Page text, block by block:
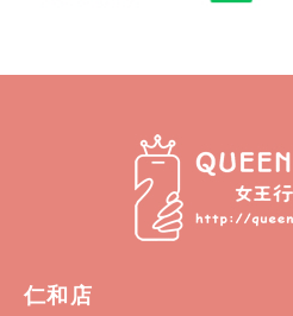
仁和店